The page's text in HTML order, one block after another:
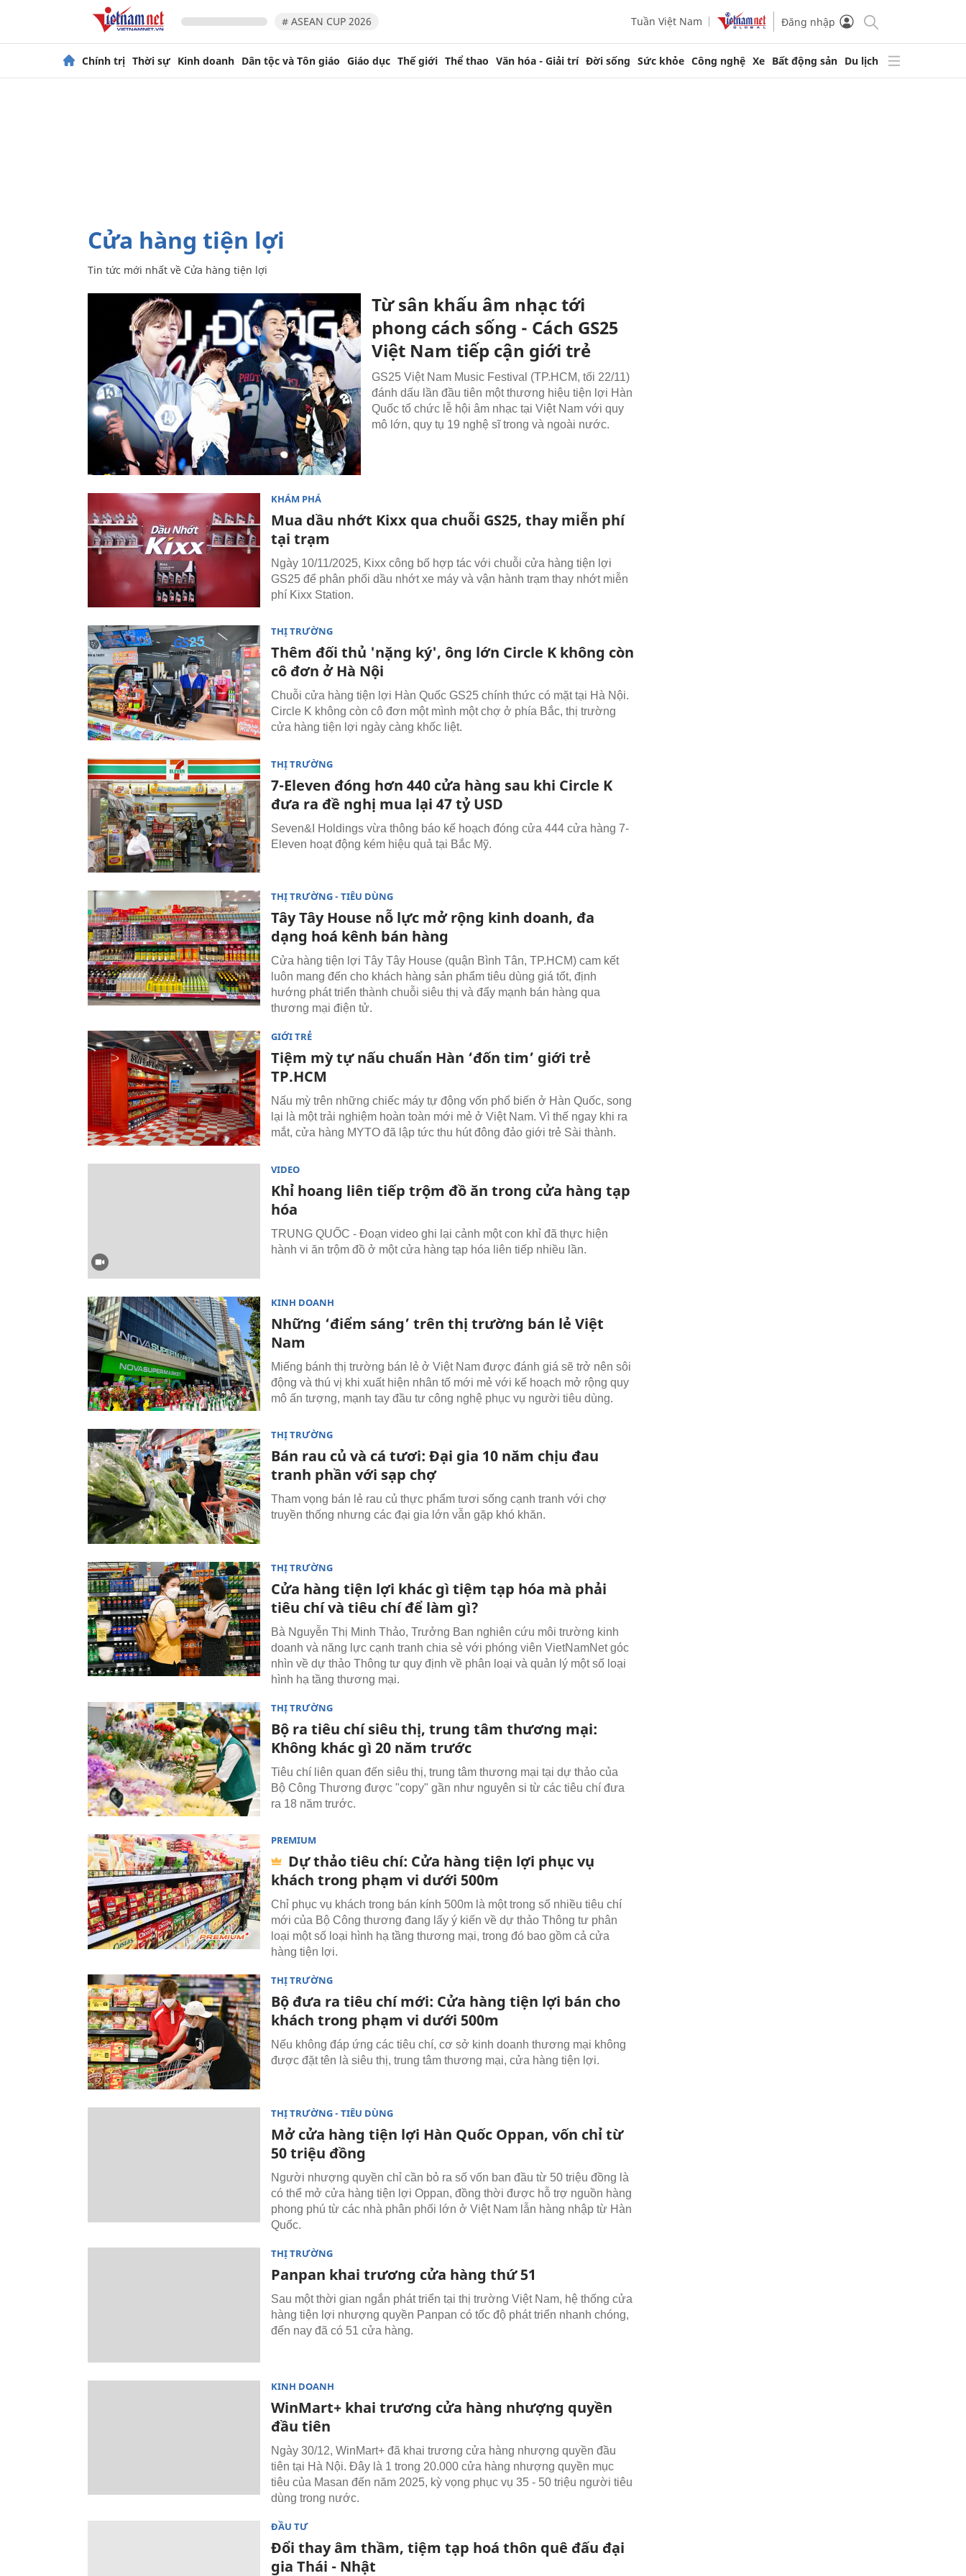
# ASEAN CUP 2026 Tuần Việt Nam Đăng nhập
Chính trị Thời sự Kinh doanh Dân tộc và Tôn giáo Giáo dục Thế giới Thể thao Văn hóa - Giải trí Đời sống Sức khỏe Công nghệ Xe Bất động sản Du lịch
Cửa hàng tiện lợi
Tin tức mới nhất về Cửa hàng tiện lợi
Từ sân khấu âm nhạc tới
phong cách sống - Cách GS25
Việt Nam tiếp cận giới trẻ
GS25 Việt Nam Music Festival (TP.HCM, tối 22/11)
đánh dấu lần đầu tiên một thương hiệu tiện lợi Hàn
Quốc tổ chức lễ hội âm nhạc tại Việt Nam với quy
mô lớn, quy tụ 19 nghệ sĩ trong và ngoài nước.
KHÁM PHÁ
Mua dầu nhớt Kixx qua chuỗi GS25, thay miễn phí
tại trạm
Ngày 10/11/2025, Kixx công bố hợp tác với chuỗi cửa hàng tiện lợi
GS25 để phân phối dầu nhớt xe máy và vận hành trạm thay nhớt miễn
phí Kixx Station.
THỊ TRƯỜNG
Thêm đối thủ 'nặng ký', ông lớn Circle K không còn
cô đơn ở Hà Nội
Chuỗi cửa hàng tiện lợi Hàn Quốc GS25 chính thức có mặt tại Hà Nội.
Circle K không còn cô đơn một mình một chợ ở phía Bắc, thị trường
cửa hàng tiện lợi ngày càng khốc liệt.
THỊ TRƯỜNG
7-Eleven đóng hơn 440 cửa hàng sau khi Circle K
đưa ra đề nghị mua lại 47 tỷ USD
Seven&I Holdings vừa thông báo kế hoạch đóng cửa 444 cửa hàng 7-
Eleven hoạt động kém hiệu quả tại Bắc Mỹ.
THỊ TRƯỜNG - TIÊU DÙNG
Tây Tây House nỗ lực mở rộng kinh doanh, đa
dạng hoá kênh bán hàng
Cửa hàng tiện lợi Tây Tây House (quận Bình Tân, TP.HCM) cam kết
luôn mang đến cho khách hàng sản phẩm tiêu dùng giá tốt, định
hướng phát triển thành chuỗi siêu thị và đẩy mạnh bán hàng qua
thương mại điện tử.
GIỚI TRẺ
Tiệm mỳ tự nấu chuẩn Hàn ‘đốn tim’ giới trẻ
TP.HCM
Nấu mỳ trên những chiếc máy tự động vốn phổ biến ở Hàn Quốc, song
lại là một trải nghiệm hoàn toàn mới mẻ ở Việt Nam. Vì thế ngay khi ra
mắt, cửa hàng MYTO đã lập tức thu hút đông đảo giới trẻ Sài thành.
VIDEO
Khỉ hoang liên tiếp trộm đồ ăn trong cửa hàng tạp
hóa
TRUNG QUỐC - Đoạn video ghi lại cảnh một con khỉ đã thực hiện
hành vi ăn trộm đồ ở một cửa hàng tạp hóa liên tiếp nhiều lần.
KINH DOANH
Những ‘điểm sáng’ trên thị trường bán lẻ Việt
Nam
Miếng bánh thị trường bán lẻ ở Việt Nam được đánh giá sẽ trở nên sôi
động và thú vị khi xuất hiện nhân tố mới mẻ với kế hoạch mở rộng quy
mô ấn tượng, mạnh tay đầu tư công nghệ phục vụ người tiêu dùng.
THỊ TRƯỜNG
Bán rau củ và cá tươi: Đại gia 10 năm chịu đau
tranh phần với sạp chợ
Tham vọng bán lẻ rau củ thực phẩm tươi sống cạnh tranh với chợ
truyền thống nhưng các đại gia lớn vẫn gặp khó khăn.
THỊ TRƯỜNG
Cửa hàng tiện lợi khác gì tiệm tạp hóa mà phải
tiêu chí và tiêu chí để làm gì?
Bà Nguyễn Thị Minh Thảo, Trưởng Ban nghiên cứu môi trường kinh
doanh và năng lực cạnh tranh chia sẻ với phóng viên VietNamNet góc
nhìn về dự thảo Thông tư quy định về phân loại và quản lý một số loại
hình hạ tầng thương mại.
THỊ TRƯỜNG
Bộ ra tiêu chí siêu thị, trung tâm thương mại:
Không khác gì 20 năm trước
Tiêu chí liên quan đến siêu thị, trung tâm thương mại tại dự thảo của
Bộ Công Thương được "copy" gần như nguyên si từ các tiêu chí đưa
ra 18 năm trước.
PREMIUM
Dự thảo tiêu chí: Cửa hàng tiện lợi phục vụ
khách trong phạm vi dưới 500m
Chỉ phục vụ khách trong bán kính 500m là một trong số nhiều tiêu chí
mới của Bộ Công thương đang lấy ý kiến về dự thảo Thông tư phân
loại một số loại hình hạ tầng thương mại, trong đó bao gồm cả cửa
hàng tiện lợi.
THỊ TRƯỜNG
Bộ đưa ra tiêu chí mới: Cửa hàng tiện lợi bán cho
khách trong phạm vi dưới 500m
Nếu không đáp ứng các tiêu chí, cơ sở kinh doanh thương mại không
được đặt tên là siêu thị, trung tâm thương mại, cửa hàng tiện lợi.
THỊ TRƯỜNG - TIÊU DÙNG
Mở cửa hàng tiện lợi Hàn Quốc Oppan, vốn chỉ từ
50 triệu đồng
Người nhượng quyền chỉ cần bỏ ra số vốn ban đầu từ 50 triệu đồng là
có thể mở cửa hàng tiện lợi Oppan, đồng thời được hỗ trợ nguồn hàng
phong phú từ các nhà phân phối lớn ở Việt Nam lẫn hàng nhập từ Hàn
Quốc.
THỊ TRƯỜNG
Panpan khai trương cửa hàng thứ 51
Sau một thời gian ngắn phát triển tại thị trường Việt Nam, hệ thống cửa
hàng tiện lợi nhượng quyền Panpan có tốc độ phát triển nhanh chóng,
đến nay đã có 51 cửa hàng.
KINH DOANH
WinMart+ khai trương cửa hàng nhượng quyền
đầu tiên
Ngày 30/12, WinMart+ đã khai trương cửa hàng nhượng quyền đầu
tiên tại Hà Nội. Đây là 1 trong 20.000 cửa hàng nhượng quyền mục
tiêu của Masan đến năm 2025, kỳ vọng phục vụ 35 - 50 triệu người tiêu
dùng trong nước.
ĐẦU TƯ
Đổi thay âm thầm, tiệm tạp hoá thôn quê đấu đại
gia Thái - Nhật